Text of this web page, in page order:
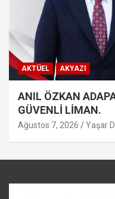
AKTÜEL AKYAZI
ANIL ÖZKAN
GÜVENLİ LİMAN.
Ağustos 7, 2026 Yaşar